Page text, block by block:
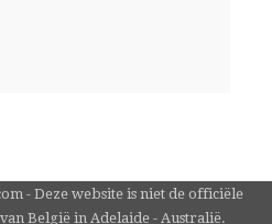
- Deze website is niet de officiële
België in Adelaide - Australië.